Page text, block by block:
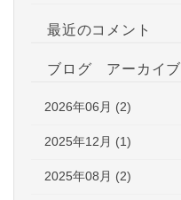
最近のコメント
ブログ アーカイブ
2026年06月 (2)
2025年12月 (1)
2025年08月 (2)